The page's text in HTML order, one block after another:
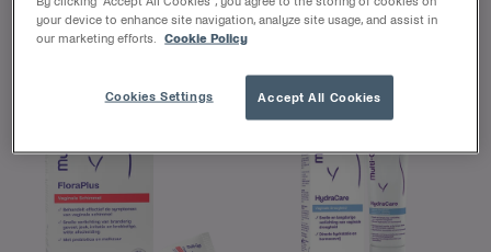
your device to enhance site navigation, analyze site usage, and assist in
our marketing efforts.
Cookie Policy
Accept All Cookies
Cookies Settings